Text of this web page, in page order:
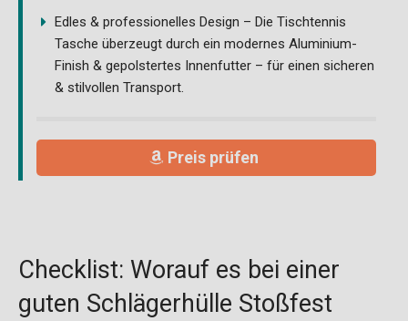
Edles & professionelles Design – Die Tischtennis
Tasche überzeugt durch ein modernes Aluminium-
Finish & gepolstertes Innenfutter – für einen sicheren
& stilvollen Transport.
Preis prüfen
Checklist: Worauf es bei einer
guten Schlägerhülle Stoßfest